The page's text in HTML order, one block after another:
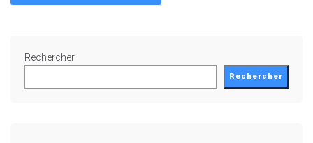
Rechercher
Rechercher